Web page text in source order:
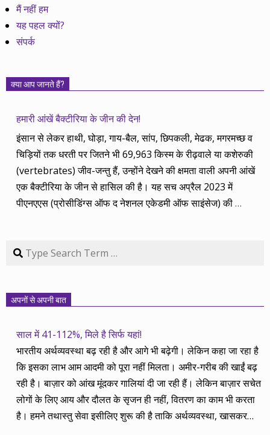
मैं नहीं हम
यह पहल क्यों?
संपर्क
क्या आप जानते हैं?
हमारी आंखें बैक्टीरिया के जीन की देन!
इंसान से लेकर हाथी, घोड़ा, गाय-बैल, सांप, छिपकली, मेढक, मगरमच्छ व
चिड़ियों तक धरती पर जितने भी 69,963 किस्म के रीढ़वाले या कशेरुकी
(vertebrates) जीव-जन्तु हैं, उन्होंने देखने की क्षमता वाली अपनी आंखें
एक बैक्टीरिया के जीन से हासिल की है। यह सच अप्रैल 2023 में
पीएनएएस (प्रोसीडिंग्स ऑफ द नेशनल एकेडमी ऑफ साइंसेज) की…
Search
अपनों से अपनी बात
साल में 41-112%, मिले है सिर्फ यहां!
भारतीय अर्थव्यवस्था बढ़ रही है और आगे भी बढ़ेगी। लेकिन कहा जा रहा है
कि इसका लाभ आम आदमी को पूरा नहीं मिलता। अमीर-गरीब की खाईं बढ़
रही है। बाज़ार को आंख मूंदकर गालियां दी जा रही हैं। लेकिन बाज़ार सचेत
लोगों के लिए आय और दौलत के सृजन ही नहीं, वितरण का काम भी करता
है। हमने तथास्तु सेवा इसीलिए शुरू की है ताकि अर्थव्यवस्था, खासकर